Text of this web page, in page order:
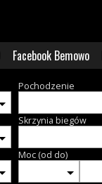
Facebook Bemowo
Pochodzenie
Skrzynia biegów
Moc (od do)